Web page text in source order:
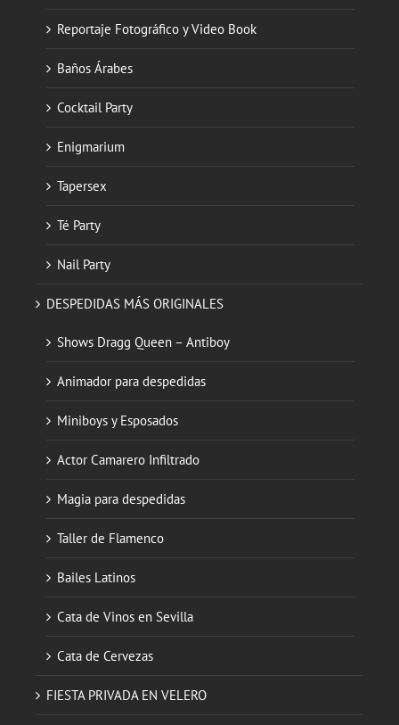
Reportaje Fotográfico y Video Book
Baños Árabes
Cocktail Party
Enigmarium
Tapersex
Té Party
Nail Party
DESPEDIDAS MÁS ORIGINALES
Shows Dragg Queen – Antiboy
Animador para despedidas
Miniboys y Esposados
Actor Camarero Infiltrado
Magia para despedidas
Taller de Flamenco
Bailes Latinos
Cata de Vinos en Sevilla
Cata de Cervezas
FIESTA PRIVADA EN VELERO